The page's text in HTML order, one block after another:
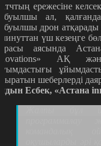
ережесіне
ал,
дрон атқарады
үш кезеңге
аясында
АҚ
шеберлерді
Есбек, «Астана